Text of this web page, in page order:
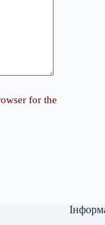
for the